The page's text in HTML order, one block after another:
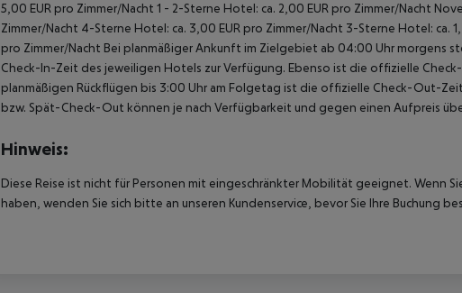
5,00 EUR pro Zimmer/Nacht 1 - 2-Sterne Hotel: ca. 2,00 EUR pro Zimmer/Nacht
Zimmer/Nacht 4-Sterne Hotel: ca. 3,00 EUR pro Zimmer/Nacht 3-Sterne Hotel: ca.
pro Zimmer/Nacht Bei planmäßiger Ankunft im Zielgebiet ab 04:00 Uhr morgens
Check-In-Zeit des jeweiligen Hotels zur Verfügung. Ebenso ist die offizielle
planmäßigen Rückflügen bis 3:00 Uhr am Folgetag ist die offizielle Check-Out-
bzw. Spät-Check-Out können je nach Verfügbarkeit und gegen einen Aufpreis
Hinweis:
Diese Reise ist nicht für Personen mit eingeschränkter Mobilität geeignet. Wenn
haben, wenden Sie sich bitte an unseren Kundenservice, bevor Sie Ihre Buchung